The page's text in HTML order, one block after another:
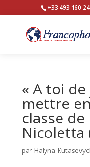
+33 493 160
« A toi de
mettre
classe de
Nicoletta
par Halyna